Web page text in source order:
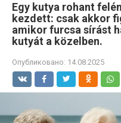
Egy kutya rohant
kezdett: csak akkor
amikor furcsa sírást
kutyát a közelben.
Опубликовано: 14.08.2025